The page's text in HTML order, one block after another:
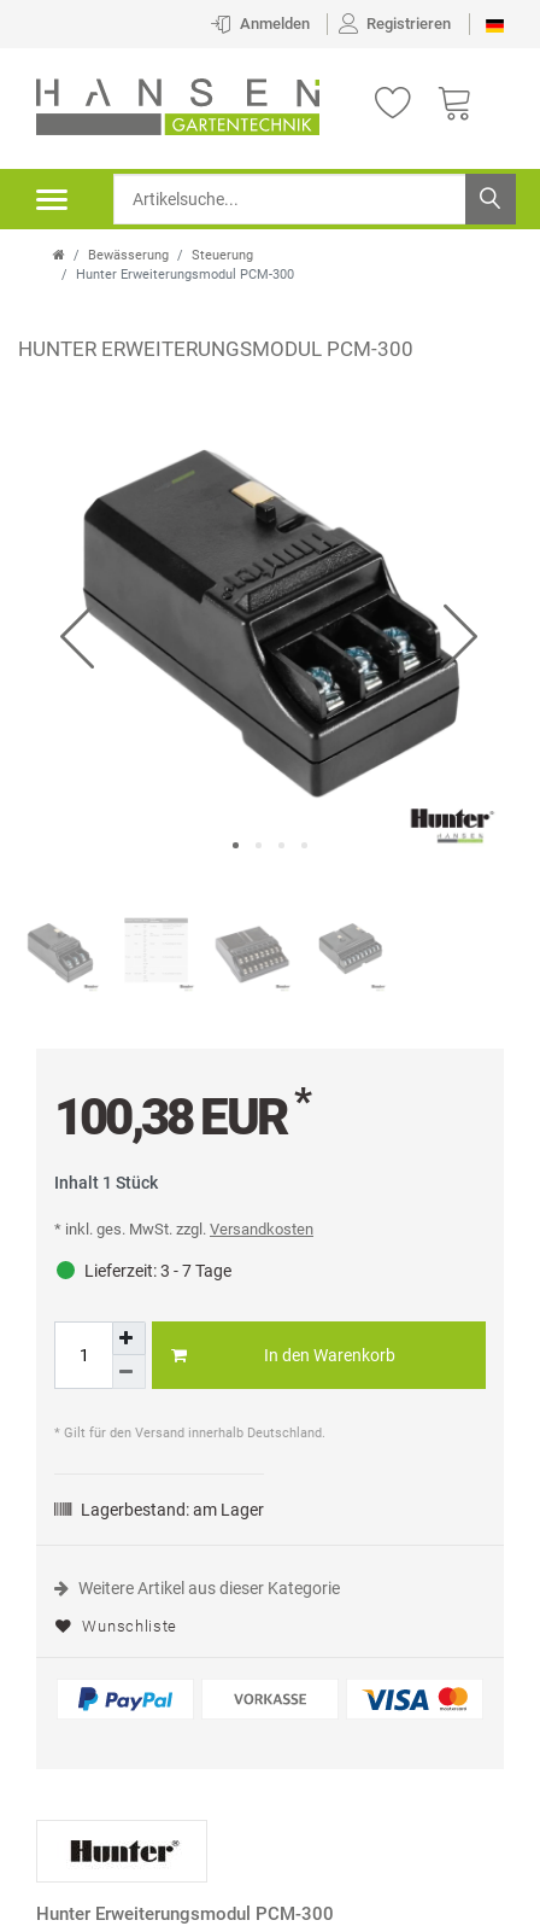
Anmelden Registrieren
Bewässerung
Steuerung
Hunter Erweiterungsmodul PCM-300
HUNTER ERWEITERUNGSMODUL PCM-300
100,38 EUR*
Inhalt 1 Stück
* inkl. ges. MwSt. zzgl. Versandkosten
Lieferzeit:3 - 7 Tage
In den Warenkorb
* Gilt für den Versand innerhalb Deutschland.
Lagerbestand:am Lager
Weitere Artikel aus dieser Kategorie
Wunschliste
Hunter Erweiterungsmodul PCM-300